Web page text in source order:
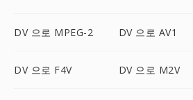
DV 으로 MPEG-2 DV 으로 AV1
DV 으로 F4V DV 으로 M2V